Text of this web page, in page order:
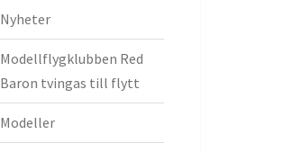
Nyheter
Modellflygklubben Red
Baron tvingas till flytt
Modeller